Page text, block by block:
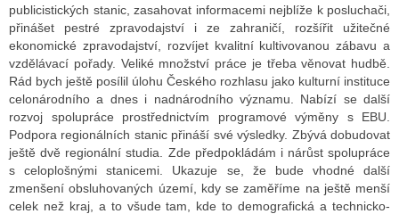
publicistických stanic, zasahovat informacemi nejblíže k posluchači,
přinášet pestré zpravodajství i ze zahraničí, rozšířit užitečné
ekonomické zpravodajství, rozvíjet kvalitní kultivovanou zábavu a
vzdělávací pořady. Veliké množství práce je třeba věnovat hudbě.
Rád bych ještě posílil úlohu Českého rozhlasu jako kulturní instituce
celonárodního a dnes i nadnárodního významu. Nabízí se další
rozvoj spolupráce prostřednictvím programové výměny s EBU.
Podpora regionálních stanic přináší své výsledky. Zbývá dobudovat
ještě dvě regionální studia. Zde předpokládám i nárůst spolupráce
s celoplošnými stanicemi. Ukazuje se, že bude vhodné další
zmenšení obsluhovaných území, kdy se zaměříme na ještě menší
celek než kraj, a to všude tam, kde to demografická a technicko-